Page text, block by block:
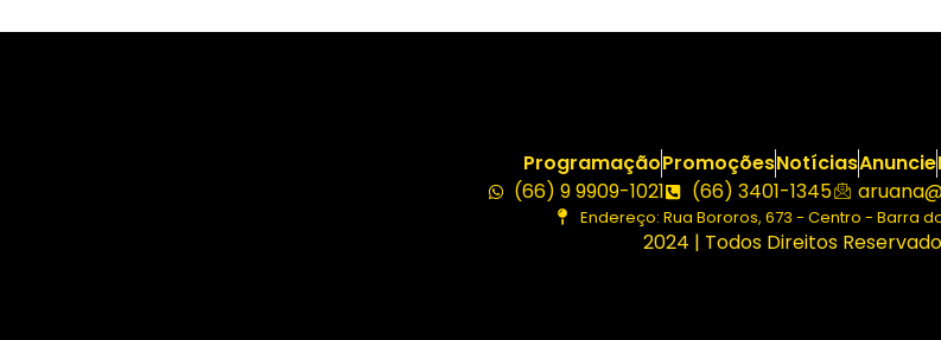
ProgramaçãoPromoçõesNotíciasAnuncie
(66) 9 9909-1021
(66) 3401-1345
Endereço: Rua Bororos, 673 - Centro - Barra
2024 | Todos Direitos